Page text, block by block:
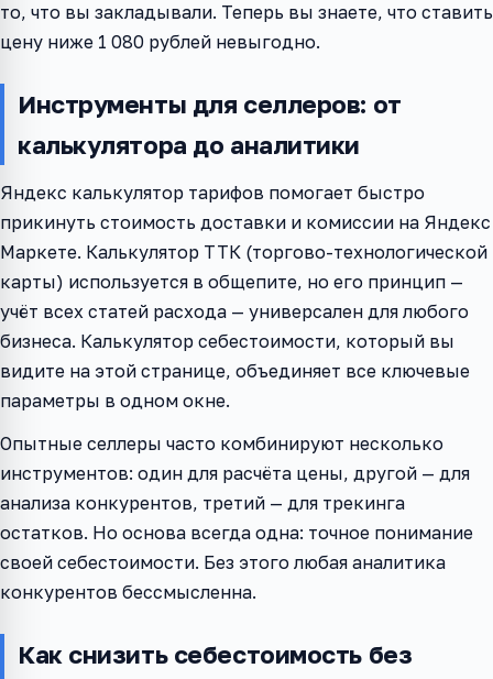
то, что вы закладывали. Теперь вы знаете, что ставить
цену ниже 1 080 рублей невыгодно.
Инструменты для селлеров: от
калькулятора до аналитики
Яндекс калькулятор тарифов помогает быстро
прикинуть стоимость доставки и комиссии на Яндекс
Маркете. Калькулятор ТТК (торгово-технологической
карты) используется в общепите, но его принцип —
учёт всех статей расхода — универсален для любого
бизнеса. Калькулятор себестоимости, который вы
видите на этой странице, объединяет все ключевые
параметры в одном окне.
Опытные селлеры часто комбинируют несколько
инструментов: один для расчёта цены, другой — для
анализа конкурентов, третий — для трекинга
остатков. Но основа всегда одна: точное понимание
своей себестоимости. Без этого любая аналитика
конкурентов бессмысленна.
Как снизить себестоимость без